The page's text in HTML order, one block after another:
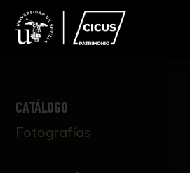
CATÁLOGO
Fotografías